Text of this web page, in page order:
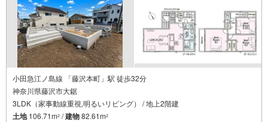
小田急江ノ島線 「藤沢本町」駅 徒歩32分
神奈川県藤沢市大鋸
3LDK（家事動線重視,明るいリビング） / 地上2階建
土地106.71m2 /建物82.61m2